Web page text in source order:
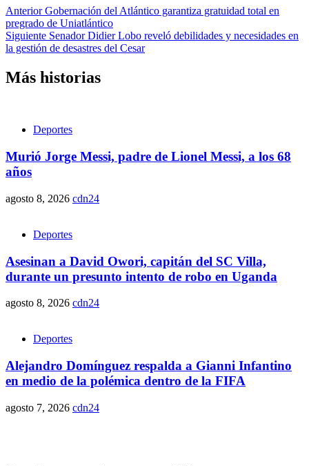
AnteriorGobernación del Atlántico garantiza gratuidad total en
pregrado de Uniatlántico
Siguiente Senador Didier Lobo reveló debilidades y necesidades en
la gestión de desastres del Cesar
Más historias
Deportes
Murió Jorge Messi, padre de Lionel Messi, a los 68
años
agosto 8, 2026 cdn24
Deportes
Asesinan a David Owori, capitán del SC Villa,
durante un presunto intento de robo en Uganda
agosto 8, 2026 cdn24
Deportes
Alejandro Domínguez respalda a Gianni Infantino
en medio de la polémica dentro de la FIFA
agosto 7, 2026 cdn24